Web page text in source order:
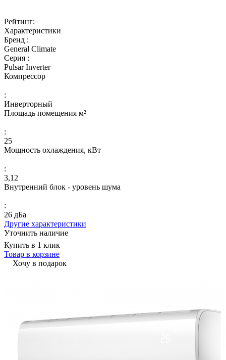
Рейтинг:
Характеристики
Бренд :
General Climate
Серия :
Pulsar Inverter
Компрессор
:
Инверторный
Площадь помещения м²
:
25
Мощность охлаждения, кВт
:
3,12
Внутренний блок - уровень шума
:
26 дБа
Другие характеристики
Уточнить наличие
Купить в 1 клик
Товар в корзине
Хочу в подарок